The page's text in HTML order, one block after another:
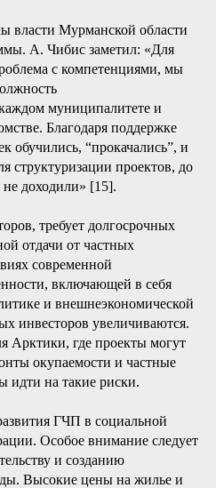
власти Мурманской области
А. Чибис заметил: «Для
с компетенциями, мы
муниципалитете и
Благодаря поддержке
обучились, “прокачались”, и
структуризации проектов, до
доходили» [15].
требует долгосрочных
отдачи от частных
современной
включающей в себя
и внешнеэкономической
инвесторов увеличиваются.
Арктики, где проекты могут
окупаемости и частные
идти на такие риски.
ГЧП в социальной
Особое внимание следует
и созданию
Высокие цены на жилье и